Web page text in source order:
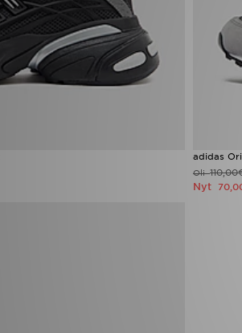
adidas
Oli
Nyt